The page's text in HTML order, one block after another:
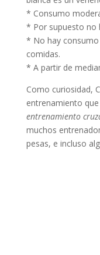
* Consumo
* Por supuesto no
* No hay consumo
comidas.
* A partir de
Como curiosidad,
entrenamiento
entrenamiento
muchos
pesas, e incluso